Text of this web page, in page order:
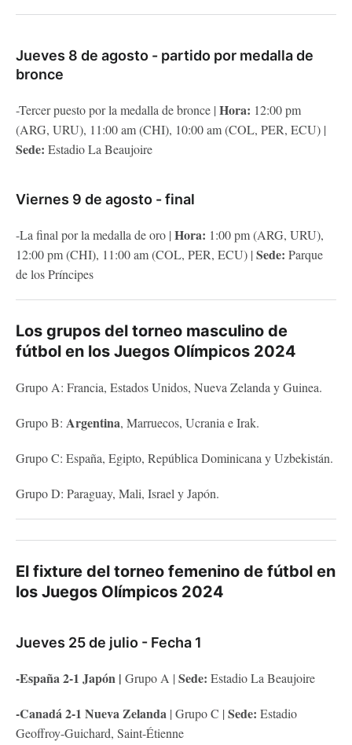
Jueves 8 de agosto - partido por medalla de
bronce
-Tercer puesto por la medalla de bronce | Hora: 12:00 pm
(ARG, URU), 11:00 am (CHI), 10:00 am (COL, PER, ECU) |
Sede: Estadio La Beaujoire
Viernes 9 de agosto - final
-La final por la medalla de oro | Hora: 1:00 pm (ARG, URU),
12:00 pm (CHI), 11:00 am (COL, PER, ECU) | Sede: Parque
de los Príncipes
Los grupos del torneo masculino de
fútbol en los Juegos Olímpicos 2024
Grupo A: Francia, Estados Unidos, Nueva Zelanda y Guinea.
Grupo B: Argentina, Marruecos, Ucrania e Irak.
Grupo C: España, Egipto, República Dominicana y Uzbekistán.
Grupo D: Paraguay, Mali, Israel y Japón.
El fixture del torneo femenino de fútbol en
los Juegos Olímpicos 2024
Jueves 25 de julio - Fecha 1
-España 2-1 Japón | Grupo A | Sede: Estadio La Beaujoire
-Canadá 2-1 Nueva Zelanda | Grupo C | Sede: Estadio
Geoffroy-Guichard, Saint-Étienne